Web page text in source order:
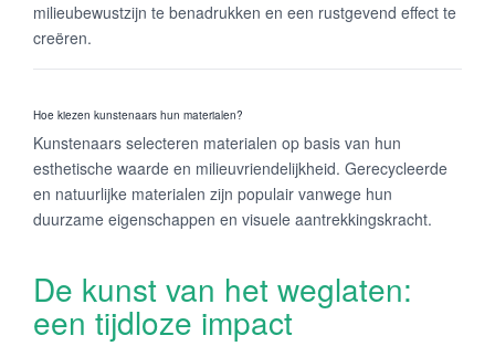
milieubewustzijn te benadrukken en een rustgevend effect te
creëren.
Hoe kiezen kunstenaars hun materialen?
Kunstenaars selecteren materialen op basis van hun
esthetische waarde en milieuvriendelijkheid. Gerecycleerde
en natuurlijke materialen zijn populair vanwege hun
duurzame eigenschappen en visuele aantrekkingskracht.
De kunst van het weglaten:
een tijdloze impact